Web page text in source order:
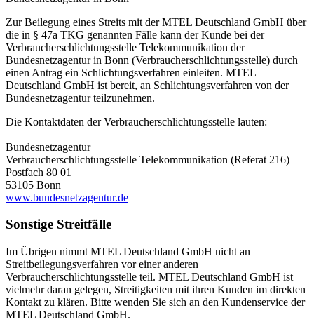
Zur Beilegung eines Streits mit der MTEL Deutschland GmbH über
die in § 47a TKG genannten Fälle kann der Kunde bei der
Verbraucherschlichtungsstelle Telekommunikation der
Bundesnetzagentur in Bonn (Verbraucherschlichtungsstelle) durch
einen Antrag ein Schlichtungsverfahren einleiten. MTEL
Deutschland GmbH ist bereit, an Schlichtungsverfahren von der
Bundesnetzagentur teilzunehmen.
Die Kontaktdaten der Verbraucherschlichtungsstelle lauten:
Bundesnetzagentur
Verbraucherschlichtungsstelle Telekommunikation (Referat 216)
Postfach 80 01
53105 Bonn
www.bundesnetzagentur.de
Sonstige Streitfälle
Im Übrigen nimmt MTEL Deutschland GmbH nicht an
Streitbeilegungsverfahren vor einer anderen
Verbraucherschlichtungsstelle teil. MTEL Deutschland GmbH ist
vielmehr daran gelegen, Streitigkeiten mit ihren Kunden im direkten
Kontakt zu klären. Bitte wenden Sie sich an den Kundenservice der
MTEL Deutschland GmbH.